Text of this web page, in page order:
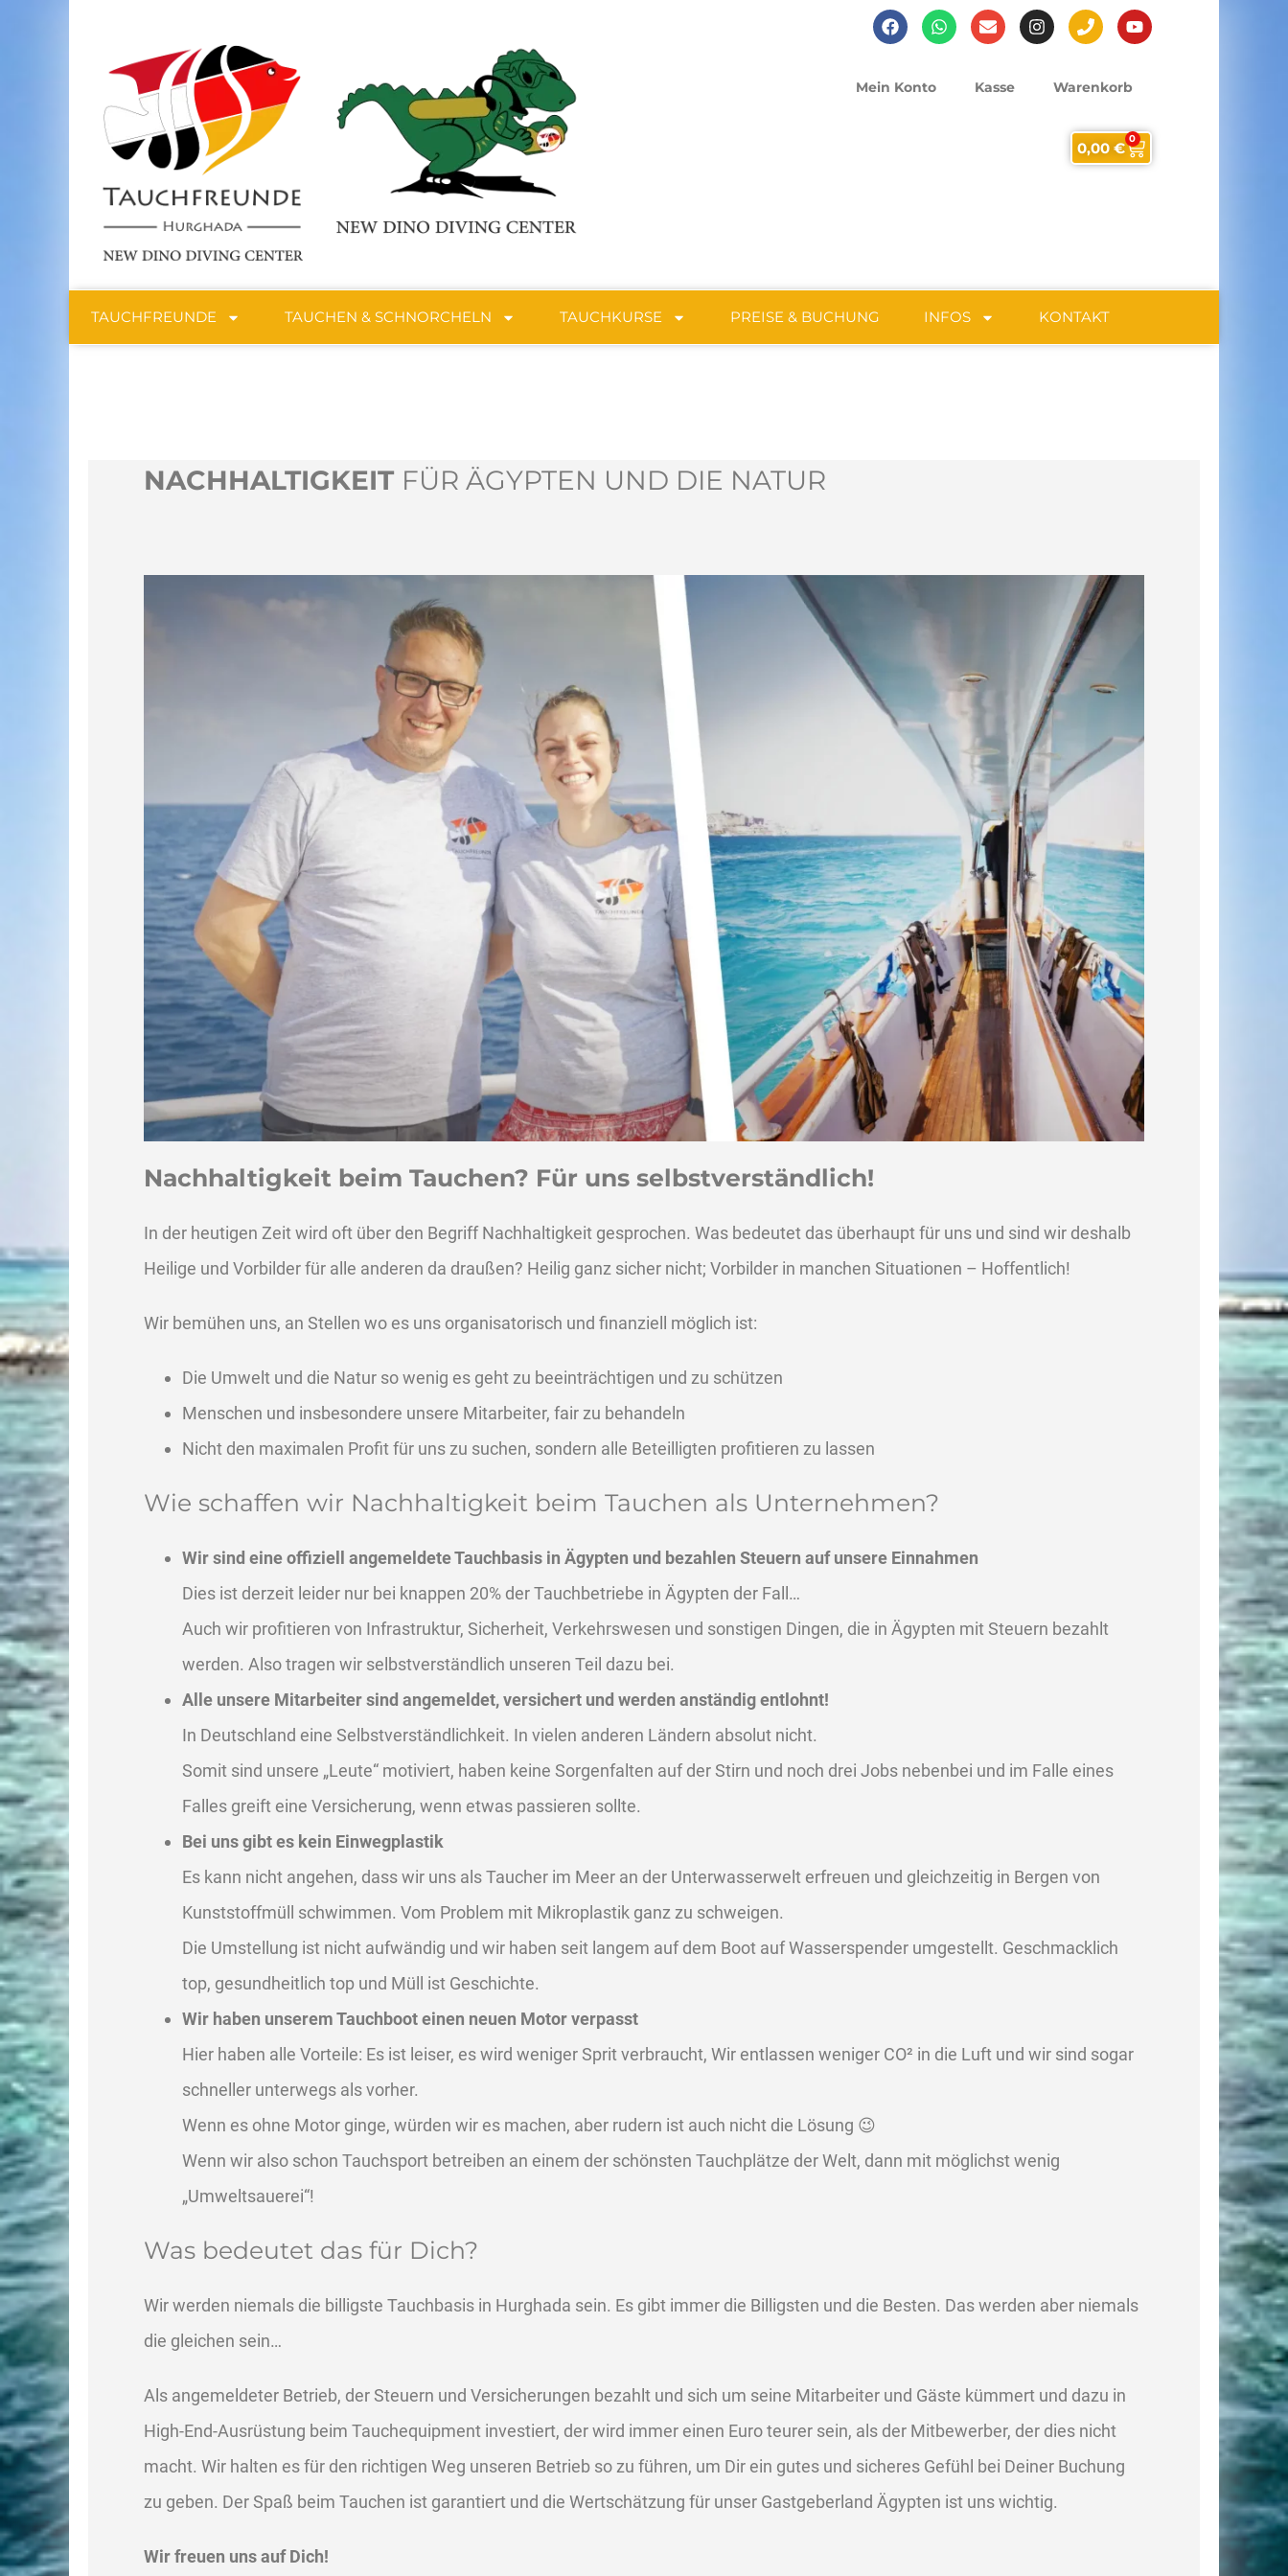
Mein Konto Kasse Warenkorb
0,00 €
0
TAUCHFREUNDE TAUCHEN & SCHNORCHELN TAUCHKURSE PREISE & BUCHUNG INFOS KONTAKT
NACHHALTIGKEIT FÜR ÄGYPTEN UND DIE NATUR
Nachhaltigkeit beim Tauchen? Für uns selbstverständlich!
In der heutigen Zeit wird oft über den Begriff Nachhaltigkeit gesprochen. Was bedeutet das überhaupt für uns und sind wir deshalb
Heilige und Vorbilder für alle anderen da draußen? Heilig ganz sicher nicht; Vorbilder in manchen Situationen – Hoffentlich!
Wir bemühen uns, an Stellen wo es uns organisatorisch und finanziell möglich ist:
Die Umwelt und die Natur so wenig es geht zu beeinträchtigen und zu schützen
Menschen und insbesondere unsere Mitarbeiter, fair zu behandeln
Nicht den maximalen Profit für uns zu suchen, sondern alle Beteilligten profitieren zu lassen
Wie schaffen wir Nachhaltigkeit beim Tauchen als Unternehmen?
Wir sind eine offiziell angemeldete Tauchbasis in Ägypten und bezahlen Steuern auf unsere Einnahmen
Dies ist derzeit leider nur bei knappen 20% der Tauchbetriebe in Ägypten der Fall…
Auch wir profitieren von Infrastruktur, Sicherheit, Verkehrswesen und sonstigen Dingen, die in Ägypten mit Steuern bezahlt
werden. Also tragen wir selbstverständlich unseren Teil dazu bei.
Alle unsere Mitarbeiter sind angemeldet, versichert und werden anständig entlohnt!
In Deutschland eine Selbstverständlichkeit. In vielen anderen Ländern absolut nicht.
Somit sind unsere „Leute“ motiviert, haben keine Sorgenfalten auf der Stirn und noch drei Jobs nebenbei und im Falle eines
Falles greift eine Versicherung, wenn etwas passieren sollte.
Bei uns gibt es kein Einwegplastik
Es kann nicht angehen, dass wir uns als Taucher im Meer an der Unterwasserwelt erfreuen und gleichzeitig in Bergen von
Kunststoffmüll schwimmen. Vom Problem mit Mikroplastik ganz zu schweigen.
Die Umstellung ist nicht aufwändig und wir haben seit langem auf dem Boot auf Wasserspender umgestellt. Geschmacklich
top, gesundheitlich top und Müll ist Geschichte.
Wir haben unserem Tauchboot einen neuen Motor verpasst
Hier haben alle Vorteile: Es ist leiser, es wird weniger Sprit verbraucht, Wir entlassen weniger CO² in die Luft und wir sind sogar
schneller unterwegs als vorher.
Wenn es ohne Motor ginge, würden wir es machen, aber rudern ist auch nicht die Lösung 😉
Wenn wir also schon Tauchsport betreiben an einem der schönsten Tauchplätze der Welt, dann mit möglichst wenig
„Umweltsauerei“!
Was bedeutet das für Dich?
Wir werden niemals die billigste Tauchbasis in Hurghada sein. Es gibt immer die Billigsten und die Besten. Das werden aber niemals
die gleichen sein…
Als angemeldeter Betrieb, der Steuern und Versicherungen bezahlt und sich um seine Mitarbeiter und Gäste kümmert und dazu in
High-End-Ausrüstung beim Tauchequipment investiert, der wird immer einen Euro teurer sein, als der Mitbewerber, der dies nicht
macht. Wir halten es für den richtigen Weg unseren Betrieb so zu führen, um Dir ein gutes und sicheres Gefühl bei Deiner Buchung
zu geben. Der Spaß beim Tauchen ist garantiert und die Wertschätzung für unser Gastgeberland Ägypten ist uns wichtig.
Wir freuen uns auf Dich!